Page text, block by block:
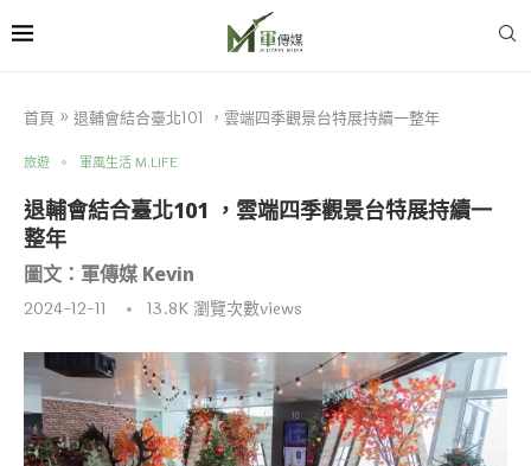
首頁 » 退輔會結合臺北101 ，雲端四季觀景台特展持續一整年
旅遊 軍風生活 M.LIFE
退輔會結合臺北101 ，雲端四季觀景台特展持續一
整年
圖文：軍傳媒 Kevin
2024-12-11 13.8K瀏覽次數views